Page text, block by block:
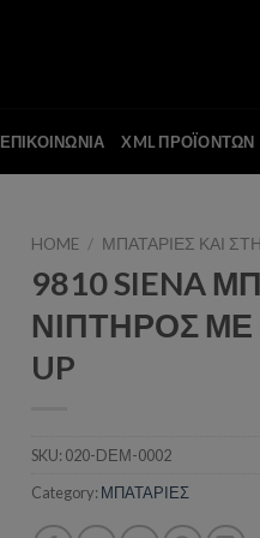
ΕΠΙΚΟΙΝΩΝΙΑ XML ΠΡΟΪΟΝΤΩΝ
HOME / ΜΠΑΤΑΡΙΕΣ ΚΑΙ
9810 SIENA
ΝΙΠΤΗΡΟΣ ΜΕ
UP
SKU: 020-DΕΜ-0002
Category: ΜΠΑΤΑΡΙΕΣ